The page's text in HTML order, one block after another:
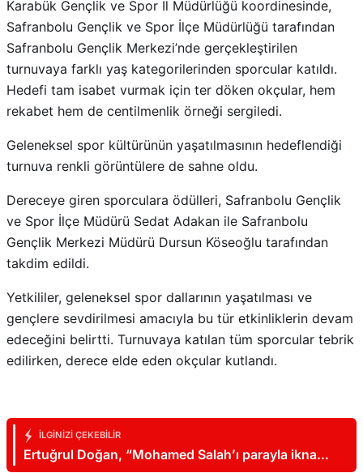
Karabük Gençlik ve Spor İl Müdürlüğü koordinesinde,
Safranbolu Gençlik ve Spor İlçe Müdürlüğü tarafından
Safranbolu Gençlik Merkezi’nde gerçekleştirilen
turnuvaya farklı yaş kategorilerinden sporcular katıldı.
Hedefi tam isabet vurmak için ter döken okçular, hem
rekabet hem de centilmenlik örneği sergiledi.
Geleneksel spor kültürünün yaşatılmasının hedeflendiği
turnuva renkli görüntülere de sahne oldu.
Dereceye giren sporculara ödülleri, Safranbolu Gençlik
ve Spor İlçe Müdürü Sedat Adakan ile Safranbolu
Gençlik Merkezi Müdürü Dursun Köseoğlu tarafından
takdim edildi.
Yetkililer, geleneksel spor dallarının yaşatılması ve
gençlere sevdirilmesi amacıyla bu tür etkinliklerin devam
edeceğini belirtti. Turnuvaya katılan tüm sporcular tebrik
edilirken, derece elde eden okçular kutlandı.
İLGINIZI ÇEKEBILIR
Ertuğrul Doğan, “Mohamed Salah’ı parayla ikna
edemezsiniz”